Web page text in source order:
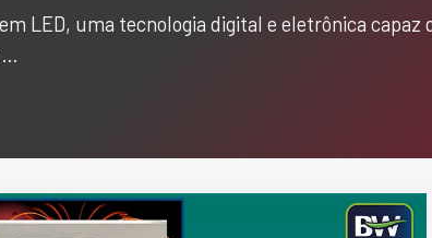
LED, uma tecnologia digital e eletrônica capaz